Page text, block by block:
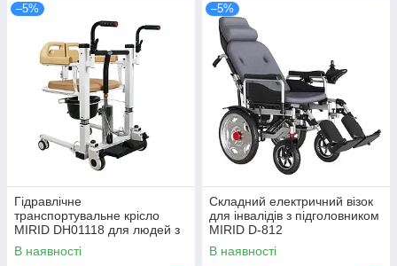
–5%
Гідравлічне
транспортувальне крісло
MIRID DH01118 для людей з
інвалідністю, людей похилого
віку та пацієнтів
В наявності
–5%
Складний електричний візок
для інвалідів з підголовником
MIRID D-812
В наявності